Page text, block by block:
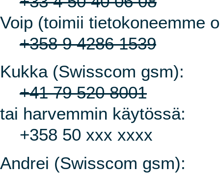
Voip (toimii tietokoneemme
+358 9 4286 1539
Kukka (Swisscom gsm):
+41 79 520 8001
tai harvemmin käytössä:
+358 50 xxx xxxx
Andrei (Swisscom gsm):